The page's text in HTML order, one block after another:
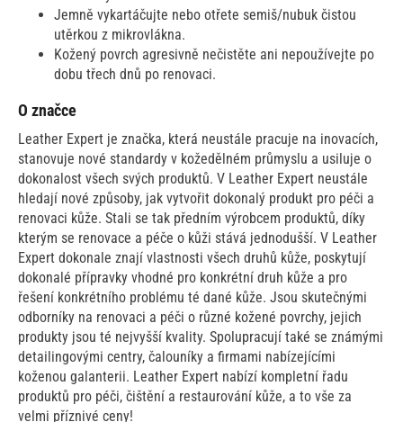
Jemně vykartáčujte nebo otřete semiš/nubuk čistou
utěrkou z mikrovlákna.
Kožený povrch agresivně nečistěte ani nepoužívejte po
dobu třech dnů po renovaci.
O značce
Leather Expert je značka, která neustále pracuje na inovacích,
stanovuje nové standardy v kožedělném průmyslu a usiluje o
dokonalost všech svých produktů. V Leather Expert neustále
hledají nové způsoby, jak vytvořit dokonalý produkt pro péči a
renovaci kůže. Stali se tak předním výrobcem produktů, díky
kterým se renovace a péče o kůži stává jednodušší. V Leather
Expert dokonale znají vlastnosti všech druhů kůže, poskytují
dokonalé přípravky vhodné pro konkrétní druh kůže a pro
řešení konkrétního problému té dané kůže. Jsou skutečnými
odborníky na renovaci a péči o různé kožené povrchy, jejich
produkty jsou té nejvyšší kvality. Spolupracují také se známými
detailingovými centry, čalouníky a firmami nabízejícími
koženou galanterii. Leather Expert nabízí kompletní řadu
produktů pro péči, čištění a restaurování kůže, a to vše za
velmi příznivé ceny!